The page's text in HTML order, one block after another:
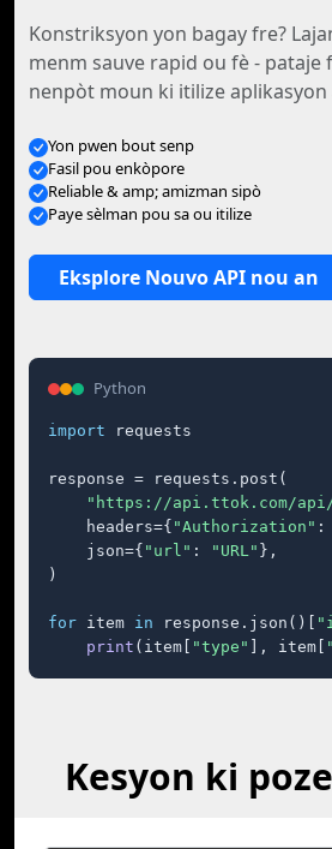
Konstriksyon yon bagay fre?
menm sauve rapid ou fè - pataje
nenpòt moun ki itilize aplikasyon
Yon pwen bout senp
Fasil pou enkòpore
Reliable & amp; amizman sipò
Paye sèlman pou sa ou itilize
Eksplore Nouvo API nou an
Python
import requests
response = requests.post(
"https://api.ttok.com/api/
    headers={
"Authorization" :
    json={
"url" : "URL" },
)
for item in response.json()[
print (item[ "type" ], item[
Kesyon ki